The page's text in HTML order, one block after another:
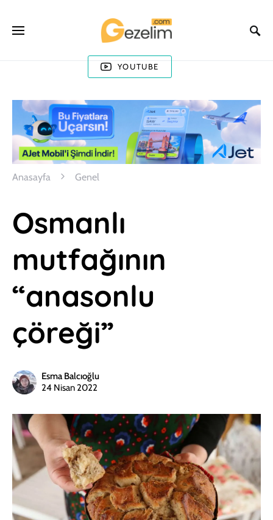
YOUTUBE
Anasayfa Genel
Osmanlı
mutfağının
“anasonlu
çöreği”
Esma Balcıoğlu
24 Nisan 2022